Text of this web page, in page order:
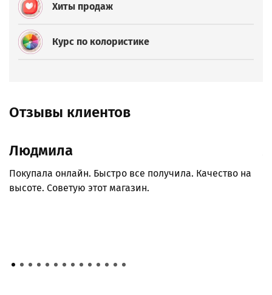
Хиты продаж
Курс по колористике
Отзывы клиентов
Людмила
Покупала онлайн. Быстро все получила. Качество на
высоте. Советую этот магазин.